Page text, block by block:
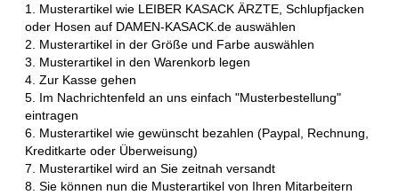
1. Musterartikel wie LEIBER KASACK ÄRZTE, Schlupfjacken
oder Hosen auf DAMEN-KASACK.de auswählen
2. Musterartikel in der Größe und Farbe auswählen
3. Musterartikel in den Warenkorb legen
4. Zur Kasse gehen
5. Im Nachrichtenfeld an uns einfach "Musterbestellung"
eintragen
6. Musterartikel wie gewünscht bezahlen (Paypal, Rechnung,
Kreditkarte oder Überweisung)
7. Musterartikel wird an Sie zeitnah versandt
8. Sie können nun die Musterartikel von Ihren Mitarbeitern